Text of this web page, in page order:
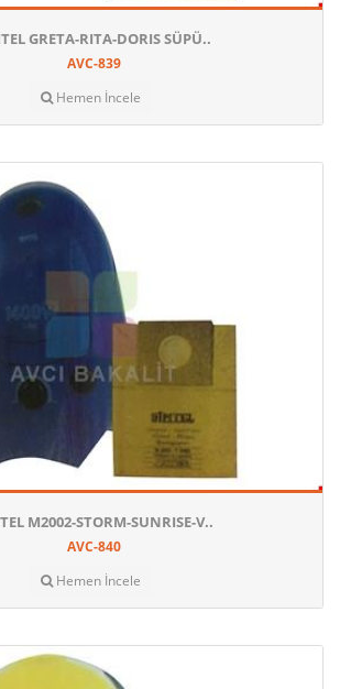
GRETA-RITA-DORIS SÜPÜ..
AVC-839
Hemen İncele
M2002-STORM-SUNRISE-V..
AVC-840
Hemen İncele